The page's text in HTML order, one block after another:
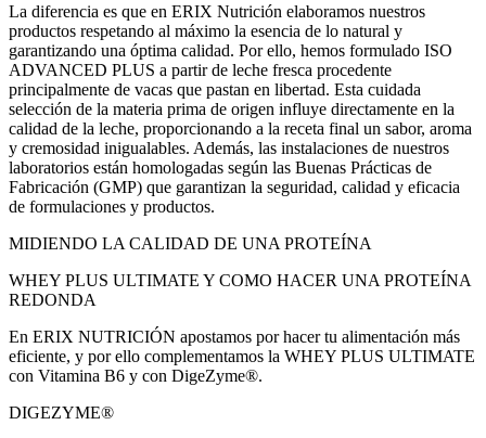
La diferencia es que en ERIX Nutrición elaboramos nuestros
productos respetando al máximo la esencia de lo natural y
garantizando una óptima calidad. Por ello, hemos formulado ISO
ADVANCED PLUS a partir de leche fresca procedente
principalmente de vacas que pastan en libertad. Esta cuidada
selección de la materia prima de origen influye directamente en la
calidad de la leche, proporcionando a la receta final un sabor, aroma
y cremosidad inigualables. Además, las instalaciones de nuestros
laboratorios están homologadas según las Buenas Prácticas de
Fabricación (GMP) que garantizan la seguridad, calidad y eficacia
de formulaciones y productos.
MIDIENDO LA CALIDAD DE UNA PROTEÍNA
WHEY PLUS ULTIMATE Y COMO HACER UNA PROTEÍNA
REDONDA
En ERIX NUTRICIÓN apostamos por hacer tu alimentación más
eficiente, y por ello complementamos la WHEY PLUS ULTIMATE
con Vitamina B6 y con DigeZyme®.
DIGEZYME®